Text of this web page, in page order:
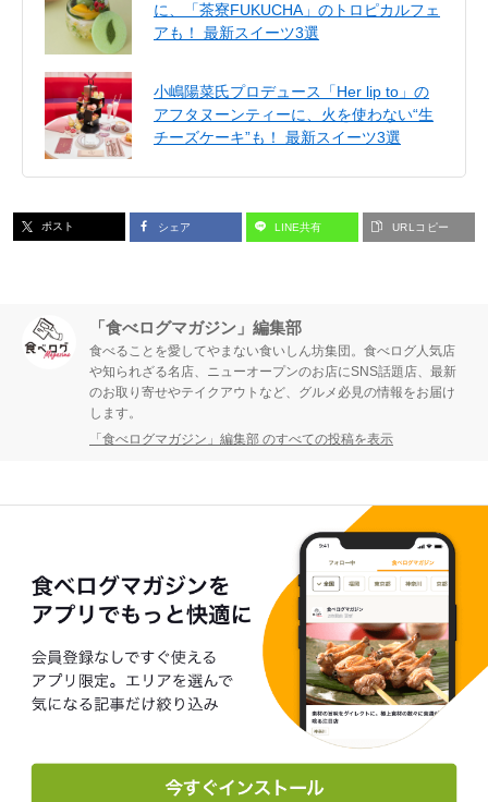
に、「茶寮FUKUCHA」のトロピカルフェ
アも！ 最新スイーツ3選
小嶋陽菜氏プロデュース「Her lip to」の
アフタヌーンティーに、火を使わない“生
チーズケーキ”も！ 最新スイーツ3選
ポスト シェア LINE共有 URLコピー
「食べログマガジン」編集部
食べることを愛してやまない食いしん坊集団。食べログ人気店
や知られざる名店、ニューオープンのお店にSNS話題店、最新
のお取り寄せやテイクアウトなど、グルメ必見の情報をお届け
します。
「食べログマガジン」編集部 のすべての投稿を表示